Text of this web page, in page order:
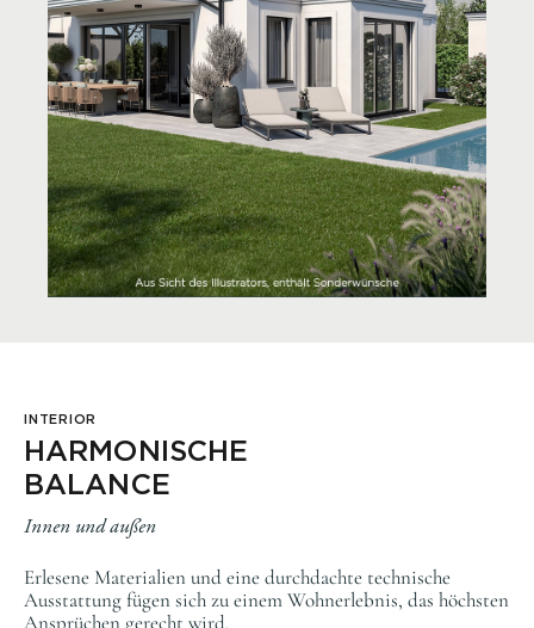
INTERIOR
HARMONISCHE
BALANCE
Innen und außen
Erlesene Materialien und eine durchdachte technische
Ausstattung fügen sich zu einem Wohnerlebnis, das höchsten
Ansprüchen gerecht wird.